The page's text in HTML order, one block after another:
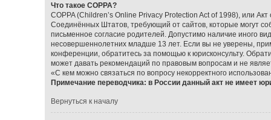
Что такое COPPA?
COPPA (Children’s Online Privacy Protection Act of 1998), или
Соединённых Штатов, требующий от сайтов, которые могут
письменное согласие родителей. Допустимо наличие иного
несовершеннолетних младше 13 лет. Если вы не уверены,
конференции, обратитесь за помощью к юрисконсульту.
может давать рекомендаций по правовым вопросам и не
«С кем можно связаться по вопросу некорректного
Примечание переводчика: в России данный акт не имеет
Вернуться к началу